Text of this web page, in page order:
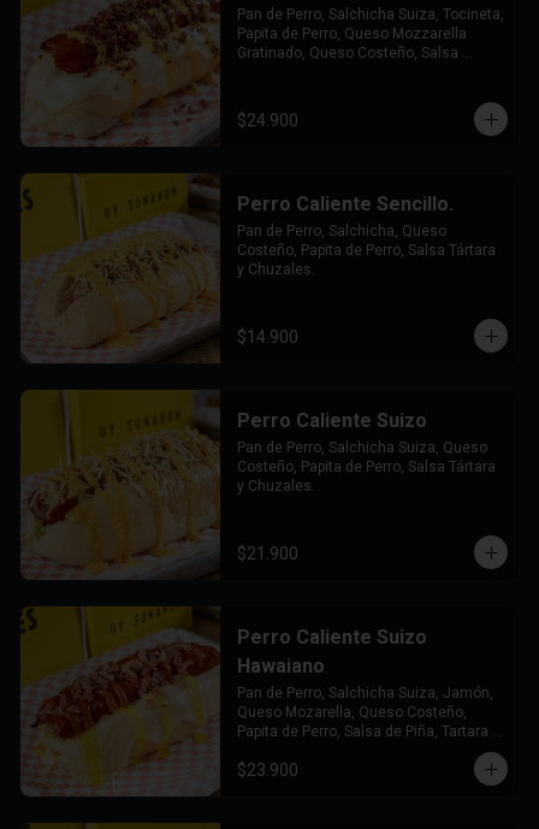
Pan de Perro, Salchicha Suiza, Tocineta,
Papita de Perro, Queso Mozzarella
Gratinado, Queso Costeño, Salsa
$24.900
Perro Caliente Sencillo.
Pan de Perro, Salchicha, Queso
Costeño, Papita de Perro, Salsa Tártara
y Chuzales.
$14.900
Perro Caliente Suizo
Pan de Perro, Salchicha Suiza, Queso
Costeño, Papita de Perro, Salsa Tártara
y Chuzales.
$21.900
Perro Caliente Suizo
Hawaiano
Pan de Perro, Salchicha Suiza, Jamón,
Queso Mozarella, Queso Costeño,
Papita de Perro, Salsa de Piña, Tartara y
$23.900